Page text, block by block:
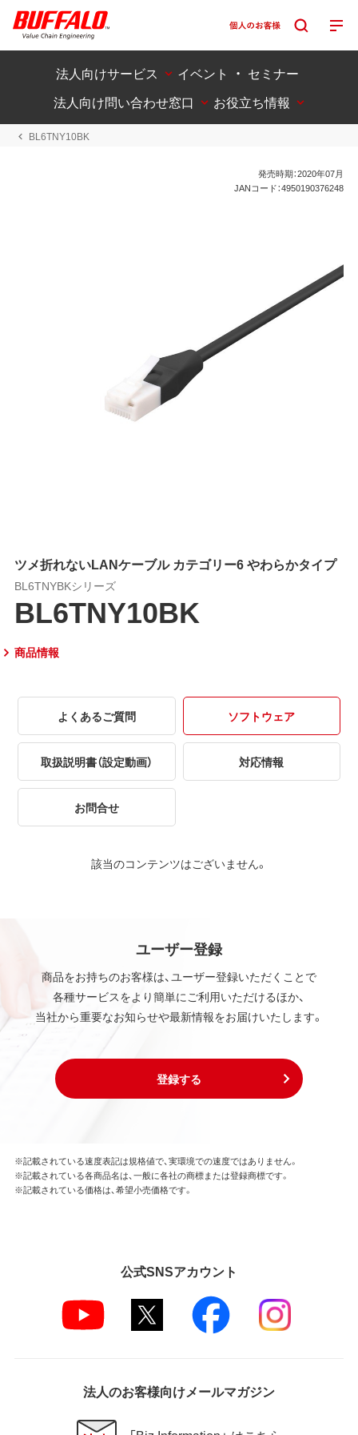
法人向けサービス
イベント ・ セミナー
法人向け問い合わせ窓口
お役立ち情報
BL6TNY10BK
発売時期：2020年07月
JANコード：4950190376248
ツメ折れないLANケーブル カテゴリー6 やわらかタイプ
BL6TNYBKシリーズ
BL6TNY10BK
商品情報
よくあるご質問 ソフトウェア
取扱説明書（設定動画） 対応情報
お問合せ
該当のコンテンツはございません。
ユーザー登録
商品をお持ちのお客様は、ユーザー登録いただくことで
各種サービスをより簡単にご利用いただけるほか、
当社から重要なお知らせや最新情報をお届けいたします。
登録する
※記載されている速度表記は規格値で、実環境での速度ではありません。
※記載されている各商品名は、一般に各社の商標または登録商標です。
※記載されている価格は、希望小売価格です。
公式SNSアカウント
法人のお客様向けメールマガジン